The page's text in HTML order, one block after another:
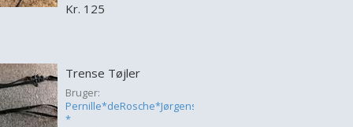
Kr. 125
Trense Tøjler
Bruger:
Pernille*deRosche*Jørgensen
*